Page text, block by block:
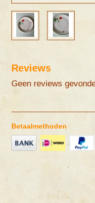
Reviews
Geen reviews
Betaalmethoden